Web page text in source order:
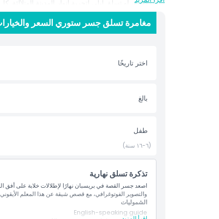
سماء ذهبية، أو تسلق ليلي لتجربة أنوار المدينة
من مجرد نشاط لمشاهدة المعالم؛ إنه مغامرة تمزج
ستوري اليوم واصنع ذكريات لا تُنسى في بريسبان.
الاستثناءات
ما يجب معرفته
مغامرة تسلق جسر ستوري السعر
اختر تاريخًا
بالغ
طفل
(٦-١٦ سنة)
تذكرة تسلق نهارية
اصعد جسر القصة في بريسبان نهارًا لإطلالات خلابة على أفق
والتصوير الفوتوغرافي، مع قصص شيقة عن هذا المعلم
الشموليات
English-speaking guide